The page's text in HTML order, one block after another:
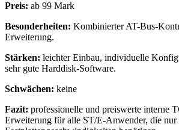
Preis: ab 99 Mark
Besonderheiten: Kombinierter AT-Bus-
Erweiterung.
Stärken: leichter Einbau, individuelle
sehr gute Harddisk-Software.
Schwächen: keine
Fazit: professionelle und preiswerte interne
Erweiterung für alle ST/E-Anwender, die nur